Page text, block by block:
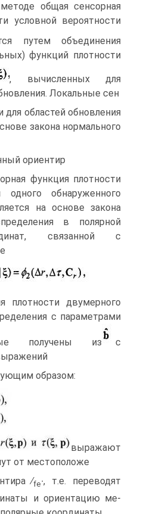
общая сенсорная
условной вероятности
путем объединения
функций плотности
, вычисленных для
Локальные сен­
областей обновления
закона нормаль­ного
ориентир
функция плотности
одного обнару­женного
на основе закона
в полярной
связанной с
плотности двумерного
с пара­метрами
получены из
с
образом:
выражают
от местоположе­
∕fe∙, т.е. переводят
и ориентацию ме­